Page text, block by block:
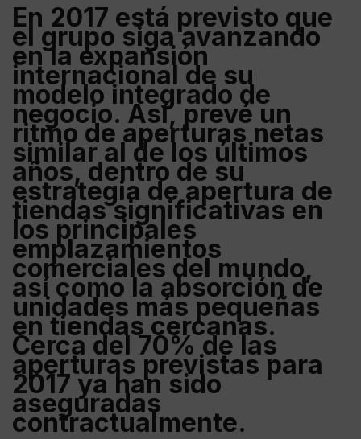
En 2017 está previsto que
el grupo siga avanzando
en la expansión
internacional de su
modelo integrado de
negocio. Así, prevé un
ritmo de aperturas netas
similar al de los últimos
años, dentro de su
estrategia de apertura de
tiendas significativas en
los principales
emplazamientos
comerciales del mundo,
así como la absorción de
unidades más pequeñas
en tiendas cercanas.
Cerca del 70% de las
aperturas previstas para
2017 ya han sido
aseguradas
contractualmente.